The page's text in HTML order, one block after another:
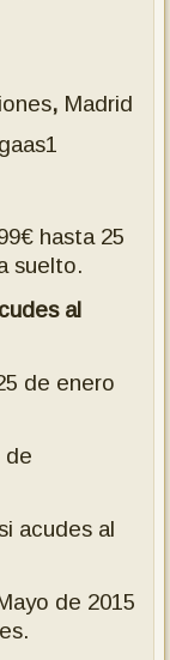
, Madrid
hasta 25
suelto.
al
de enero
de
acudes al
de 2015